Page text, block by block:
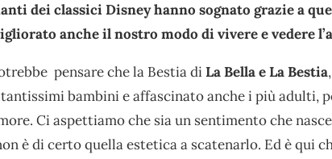
dei classici Disney hanno sognato grazie a
anche il nostro modo di vivere e vedere
pensare che la Bestia diLa Bella e La Bestia
bambini e affascinato anche i più adulti,
Ci aspettiamo che sia un sentimento che
è di certo quella estetica a scatenarlo. Ed è qui